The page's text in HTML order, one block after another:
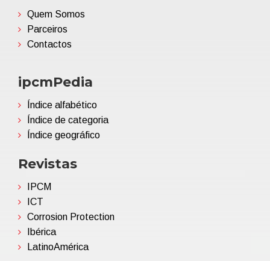
Quem Somos
Parceiros
Contactos
ipcmPedia
Índice alfabético
Índice de categoria
Índice geográfico
Revistas
IPCM
ICT
Corrosion Protection
Ibérica
LatinoAmérica